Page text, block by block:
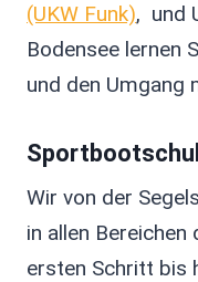
(UKW Funk), und
Bodensee lernen
und den
Wir von der
in allen
ersten Schritt bis